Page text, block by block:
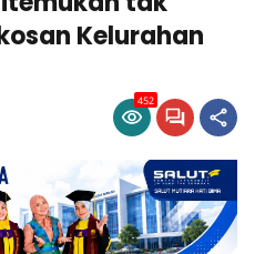
Kelurahan
452